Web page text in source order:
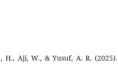
Aji, W., & Yusuf, A. R. (2025).